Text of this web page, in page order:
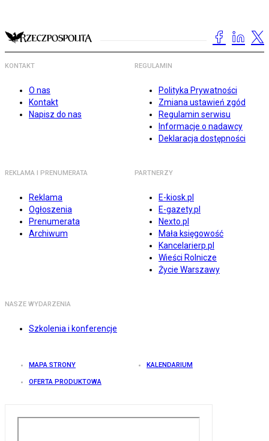
KONTAKT
O nas
Kontakt
Napisz do nas
REGULAMIN
Polityka Prywatności
Zmiana ustawień zgód
Regulamin serwisu
Informacje o nadawcy
Deklaracja dostępności
REKLAMA I PRENUMERATA
Reklama
Ogłoszenia
Prenumerata
Archiwum
PARTNERZY
E-kiosk.pl
E-gazety.pl
Nexto.pl
Mała księgowość
Kancelarierp.pl
Wieści Rolnicze
Życie Warszawy
NASZE WYDARZENIA
Szkolenia i konferencje
MAPA STRONY KALENDARIUM
OFERTA PRODUKTOWA